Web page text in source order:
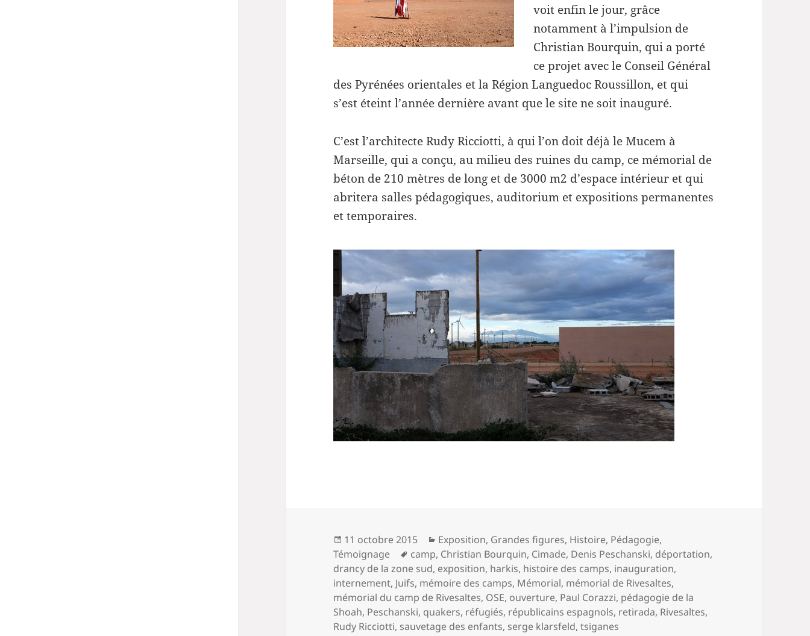
voit enfin le jour, grâce
notamment à l’impulsion de
Christian Bourquin, qui a porté
ce projet avec le Conseil Général
des Pyrénées orientales et la Région Languedoc Roussillon, et qui
s’est éteint l’année dernière avant que le site ne soit inauguré.
C’est l’architecte Rudy Ricciotti, à qui l’on doit déjà le Mucem à
Marseille, qui a conçu, au milieu des ruines du camp, ce mémorial de
béton de 210 mètres de long et de 3000 m2 d’espace intérieur et qui
abritera salles pédagogiques, auditorium et expositions permanentes
et temporaires.
Publié
le
11 octobre 2015 Catégories
Exposition, Grandes figures, Histoire, Pédagogie,
Témoignage
Mots-
clés
camp, Christian Bourquin, Cimade, Denis Peschanski, déportation,
drancy de la zone sud, exposition, harkis, histoire des camps, inauguration,
internement, Juifs, mémoire des camps, Mémorial, mémorial de Rivesaltes,
mémorial du camp de Rivesaltes, OSE, ouverture, Paul Corazzi, pédagogie de la
Shoah, Peschanski, quakers, réfugiés, républicains espagnols, retirada, Rivesaltes,
Rudy Ricciotti, sauvetage des enfants, serge klarsfeld,tsiganes